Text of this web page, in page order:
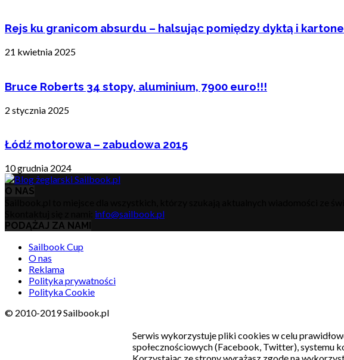
Rejs ku granicom absurdu – halsując pomiędzy dyktą i
21 kwietnia 2025
Bruce Roberts 34 stopy, aluminium, 7900 euro!!!
2 stycznia 2025
Łódź motorowa – zabudowa 2015
10 grudnia 2024
O NAS
info@sailbook.pl
PODĄŻAJ ZA NAMI
Sailbook Cup
O nas
Reklama
Polityka prywatności
Polityka Cookie
© 2010-2019 Sailbook.pl
Serwis wykorzystuje pliki cookies w celu
społecznościowych (Facebook, Twitter), systemu